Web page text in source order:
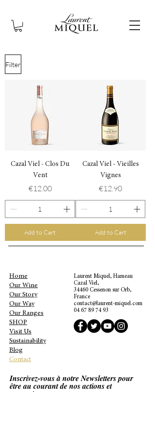
Filter
Cazal Viel - Clos Du
Vent
Price
€12.00
Add to Cart
Cazal Viel - Vieilles
Vignes
Price
€12.90
Add to Cart
Home
Our Wine
Our Story
Our Way
Our Ranges
SHOP
Visit Us
Sustainability
Blog
Contact
Laurent Miquel, Hameau
Cazal Viel,
34460 Cessenon sur Orb,
France
contact@laurent-miquel.com
04 67 89 74 93
Inscrivez-vous à notre Newsletters pour
être au courant de nos actions et
promotions